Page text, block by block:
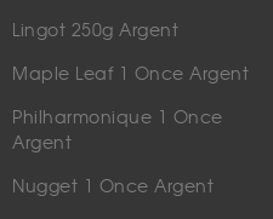
Lingot 250g Argent
Maple Leaf 1 Once Argent
Philharmonique 1 Once
Argent
Nugget 1 Once Argent